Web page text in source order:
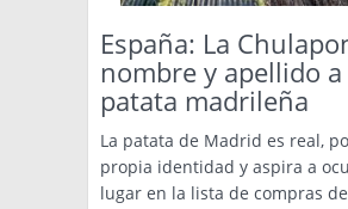
España: La
nombre y apellido a
patata madrileña
La patata de Madrid es real,
propia identidad y aspira a
lugar en la lista de compras